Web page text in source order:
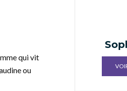
qui vit
ou